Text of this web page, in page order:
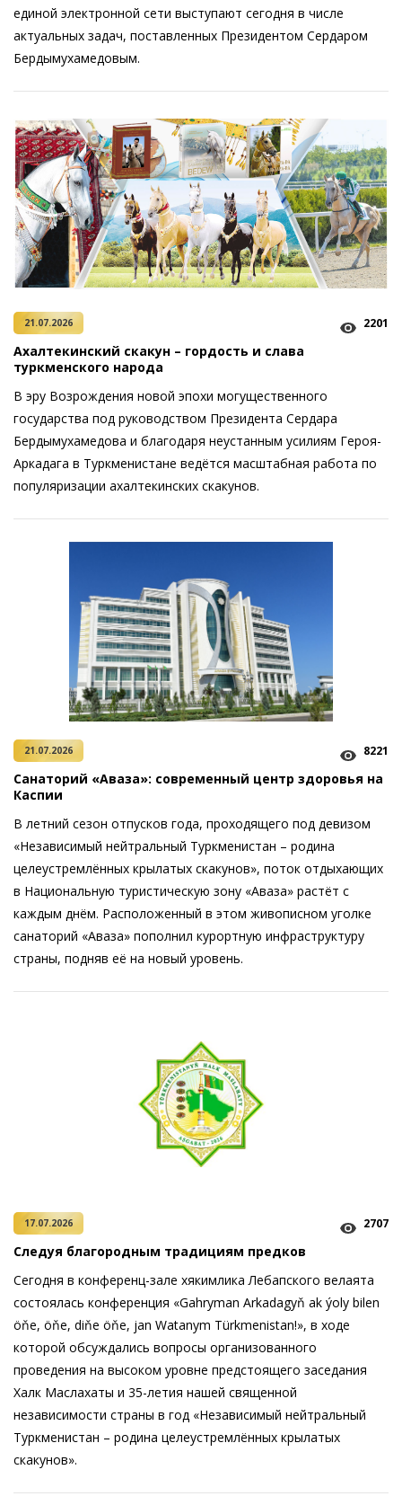
единой электронной сети выступают сегодня в числе
актуальных задач, поставленных Президентом Сердаром
Бердымухамедовым.
21.07.2026 2201
Ахалтекинский скакун – гордость и слава
туркменского народа
В эру Возрождения новой эпохи могущественного
государства под руководством Президента Сердара
Бердымухамедова и благодаря неустанным усилиям Героя-
Аркадага в Туркменистане ведётся масштабная работа по
популяризации ахалтекинских скакунов.
21.07.2026 8221
Санаторий «Аваза»: современный центр здоровья на
Каспии
В летний сезон отпусков года, проходящего под девизом
«Независимый нейтральный Туркменистан – родина
целеустремлённых крылатых скакунов», поток отдыхающих
в Национальную туристическую зону «Аваза» растёт с
каждым днём. Расположенный в этом живописном уголке
санаторий «Аваза» пополнил курортную инфраструктуру
страны, подняв её на новый уровень.
17.07.2026 2707
Следуя благородным традициям предков
Сегодня в конференц-зале хякимлика Лебапского велаята
состоялась конференция «Gahryman Arkadagyň ak ýoly bilen
öňe, öňe, diňe öňe, jan Watanym Türkmenistan!», в ходе
которой обсуждались вопросы организованного
проведения на высоком уровне предстоящего заседания
Халк Маслахаты и 35-летия нашей священной
независимости страны в год «Независимый нейтральный
Туркменистан – родина целеустремлённых крылатых
скакунов».